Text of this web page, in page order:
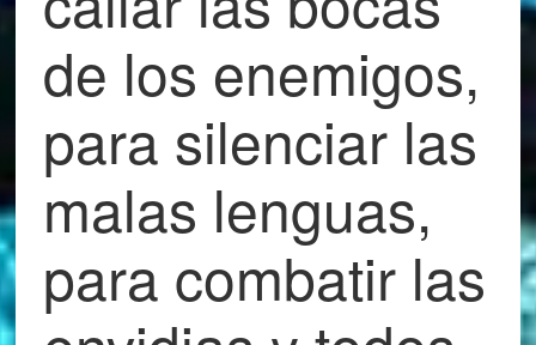
de los enemigos,
para silenciar las
malas lenguas,
para combatir las